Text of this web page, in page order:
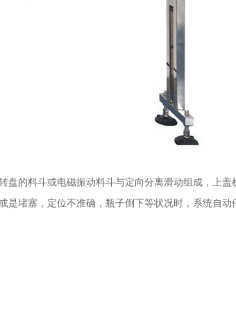
的料斗或电磁振动料斗与定向分离滑动组成，上盖
堵塞，定位不准确，瓶子倒下等状况时，系统自动